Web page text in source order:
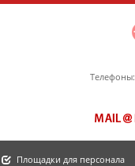
Телефоны:
Площадки для персонала